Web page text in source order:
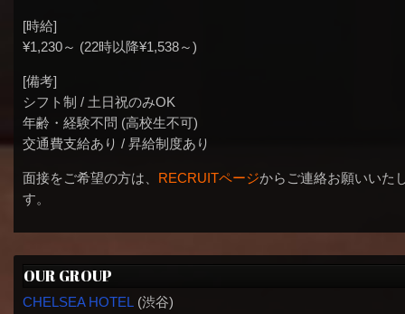
[時給]
¥1,230～ (22時以降¥1,538～)
[備考]
シフト制 / 土日祝のみOK
年齢・経験不問 (高校生不可)
交通費支給あり / 昇給制度あり
面接をご希望の方は、 RECRUITページからご連絡お願いいた
す。
OUR GROUP
CHELSEA HOTEL (渋谷)